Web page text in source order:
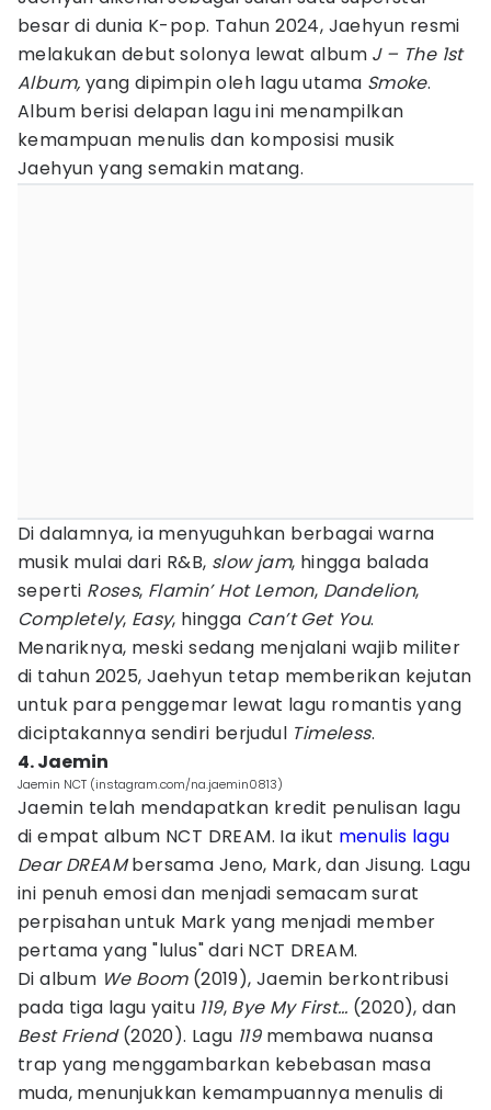
besar di dunia K-pop. Tahun 2024, Jaehyun resmi
melakukan debut solonya lewat album J – The 1st
Album, yang dipimpin oleh lagu utama Smoke.
Album berisi delapan lagu ini menampilkan
kemampuan menulis dan komposisi musik
Jaehyun yang semakin matang.
Di dalamnya, ia menyuguhkan berbagai warna
musik mulai dari R&B, slow jam, hingga balada
seperti Roses, Flamin’ Hot Lemon, Dandelion,
Completely, Easy, hingga Can’t Get You.
Menariknya, meski sedang menjalani wajib militer
di tahun 2025, Jaehyun tetap memberikan kejutan
untuk para penggemar lewat lagu romantis yang
diciptakannya sendiri berjudul Timeless.
4. Jaemin
Jaemin NCT (instagram.com/na.jaemin0813)
Jaemin telah mendapatkan kredit penulisan lagu
di empat album NCT DREAM. Ia ikut menulis lagu
Dear DREAMbersama Jeno, Mark, dan Jisung. Lagu
ini penuh emosi dan menjadi semacam surat
perpisahan untuk Mark yang menjadi member
pertama yang "lulus" dari NCT DREAM.
Di album We Boom (2019), Jaemin berkontribusi
pada tiga lagu yaitu 119, Bye My First… (2020), dan
Best Friend(2020). Lagu 119membawa nuansa
trap yang menggambarkan kebebasan masa
muda, menunjukkan kemampuannya menulis di